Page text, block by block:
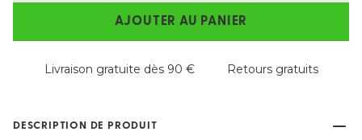
AJOUTER AU PANIER
Livraison gratuite dès 90 € Retours gratuits
DESCRIPTION DE PRODUIT